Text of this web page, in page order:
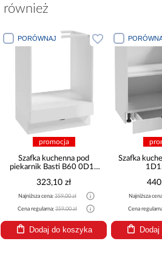
również
PORÓWNAJ
promocja
Szafka kuchenna pod
piekarnik Basti B60 0D1S
323,10 zł
Najniższa cena: 359,00 zł
Cena regularna: 359,00 zł
Dodaj do koszyka
Szafka
Najniższa
Cena